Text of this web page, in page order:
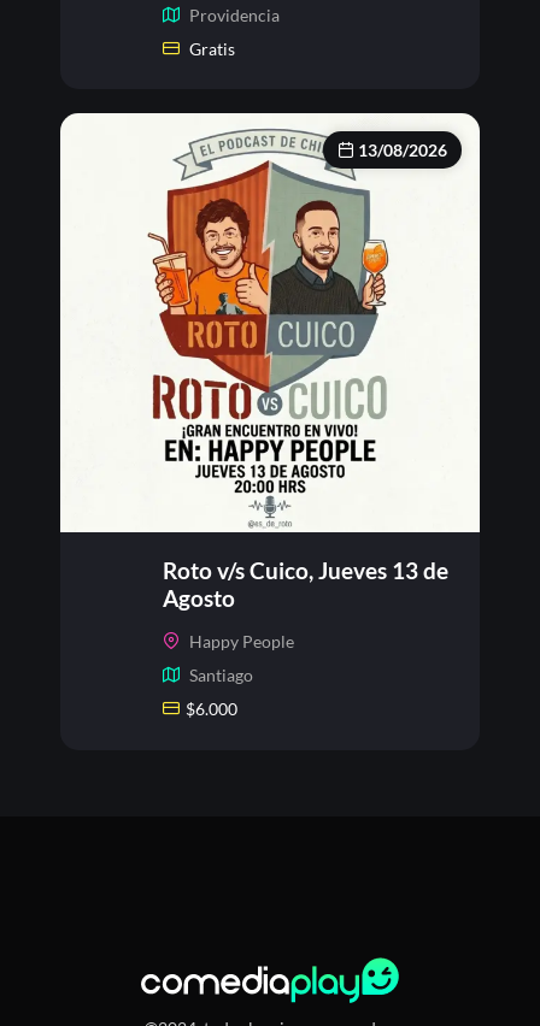
Providencia
Gratis
13/08/2026
Roto v/s Cuico, Jueves 13 de
Agosto
Happy People
Santiago
$6.000